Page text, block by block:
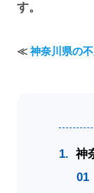
す。
≪ 神奈川県の
神